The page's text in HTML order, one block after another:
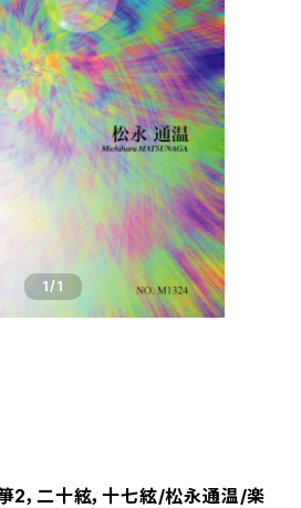
1/1
，二十絃，十七絃/松永通温/楽